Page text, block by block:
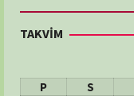
TAKVİM
P
S